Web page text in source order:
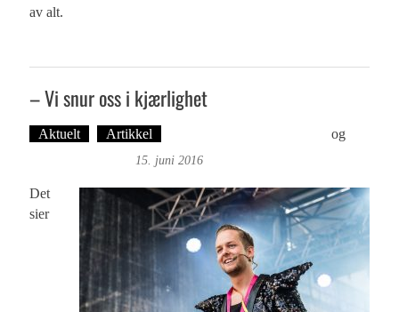
av alt.
– Vi snur oss i kjærlighet
Aktuelt Artikkel
og
15. juni 2016
Det
sier